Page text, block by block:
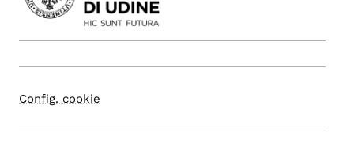
Config. cookie